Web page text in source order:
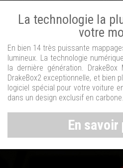
La technologie la
votre
En bien 14 très puissante
lumineux. La technologie
la dernière génération.
DrakeBox2 exceptionnelle, et bien
logiciel spécial pour votre voiture
dans un design exclusif en carbone.
En savoir